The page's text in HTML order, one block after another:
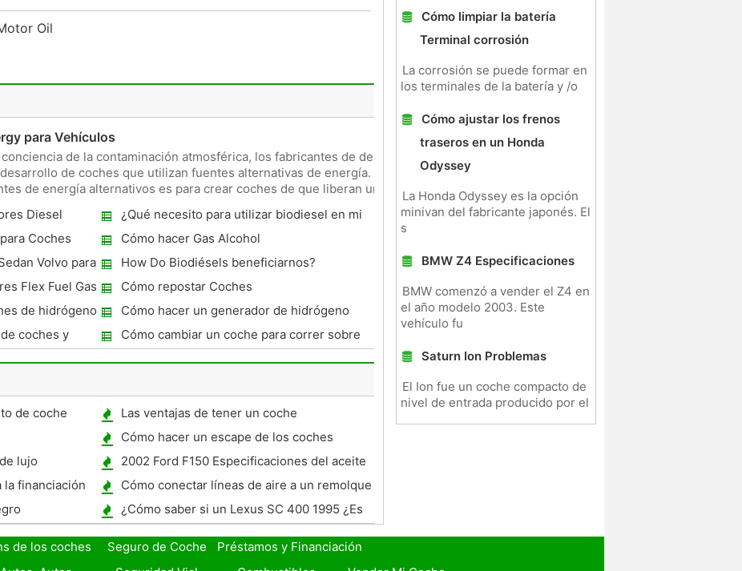
Oil
para Vehículos
de la contaminación atmosférica, los fabricantes de de
de coches que utilizan fuentes alternativas de energía. La
de energía alternativos es para crear coches de que liberan una
Diesel
¿Qué necesito para utilizar biodiesel en mi
coche?
Coches
Cómo hacer Gas Alcohol
Volvo para
How Do Biodiésels beneficiarnos?
Flex Fuel Gas
Cómo repostar Coches
de hidrógeno
Cómo hacer un generador de hidrógeno
electrolizador
coches y
Cómo cambiar un coche para correr sobre
el Gas Natural
de coche
Las ventajas de tener un coche
Cómo hacer un escape de los coches
Louder sin comprar nada
lujo
2002 Ford F150 Especificaciones del aceite
la financiación
Cómo conectar líneas de aire a un remolque
¿Cómo saber si un Lexus SC 400 1995 ¿Es
Supercharged
Cómo limpiar la batería
Terminal corrosión
La corrosión se puede formar en
los terminales de la batería y /o
Cómo ajustar los frenos
traseros en un Honda
Odyssey
La Honda Odyssey es la opción
minivan del fabricante japonés. El
s
BMW Z4 Especificaciones
BMW comenzó a vender el Z4 en
el año modelo 2003. Este
vehículo fu
Saturn Ion Problemas
El Ion fue un coche compacto de
nivel de entrada producido por el
de los coches Seguro de Coche
Préstamos y Financiación